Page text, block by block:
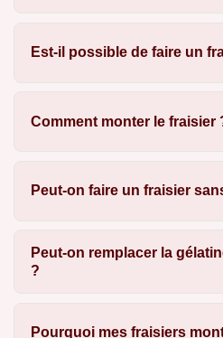
Est-il possible de faire un
Comment monter le fraisier
Peut-on faire un fraisier
Peut-on remplacer la
?
Pourquoi mes fraisiers